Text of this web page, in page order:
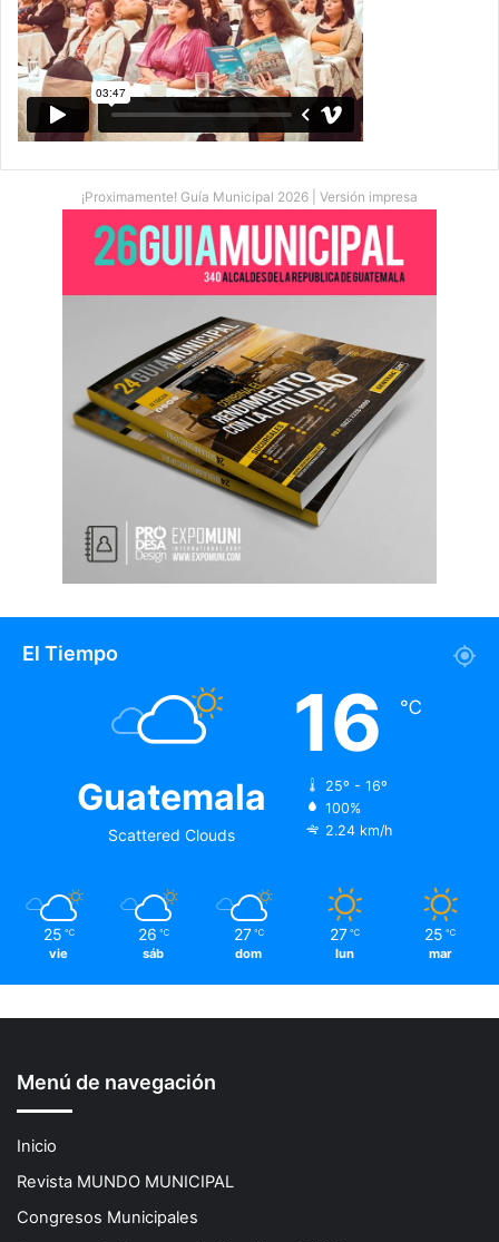
¡Proximamente! Guía Municipal 2026 | Versión impresa
El Tiempo
Guatemala
Scattered Clouds
16 ℃
25º - 16º
100%
2.24 km/h
25 ℃
vie
26 ℃
sáb
27 ℃
dom
27 ℃
lun
25 ℃
mar
Menú de navegación
Inicio
Revista MUNDO MUNICIPAL
Congresos Municipales